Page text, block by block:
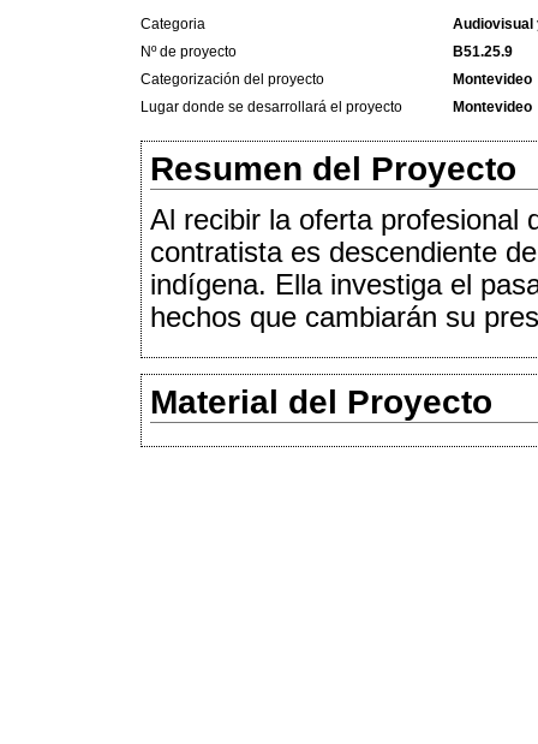
Categoria
Audiovisual
Nº de proyecto
B51.25.9
Categorización del proyecto
Montevideo
Lugar donde se desarrollará el proyecto
Montevideo
Resumen del Proyecto
Al recibir la oferta profesional
contratista es descendiente
indígena. Ella investiga el
hechos que cambiarán su
Material del Proyecto